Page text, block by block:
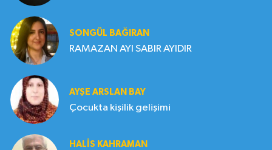
SONGÜL BAĞIRAN
RAMAZAN AYI SABIR AYIDIR
AYŞE ARSLAN BAY
Çocukta kişilik gelişimi
HALIS KAHRAMAN